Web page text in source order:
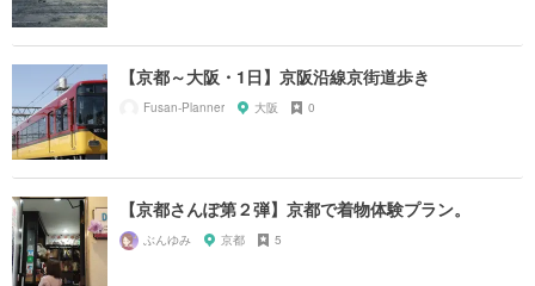
【京都～大阪・1日】京阪沿線京街道歩き
Fusan-Planner 大阪 0
【京都さんぽ第２弾】京都で着物体験プラン。
ぶんゆみ 京都 5